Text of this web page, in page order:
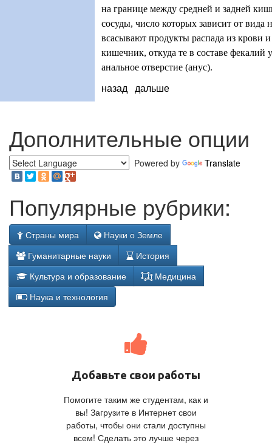
на границе между средней и задней
сосуды, число которых зависит от вида
всасывают продукты распада из крови
кишечник, откуда те в составе фекалий
анальное отверстие (анус).
назад дальше
Дополнительные опции
Powered by Translate
Популярные рубрики:
Страны мира
Науки о Земле
Гуманитарные науки
История
Культура и образование
Медицина
Наука и технология
Добавьте свои работы
Помогите таким же студентам, как и
вы! Загрузите в Интернет свои
работы, чтобы они стали доступны
всем! Сделать это лучше через